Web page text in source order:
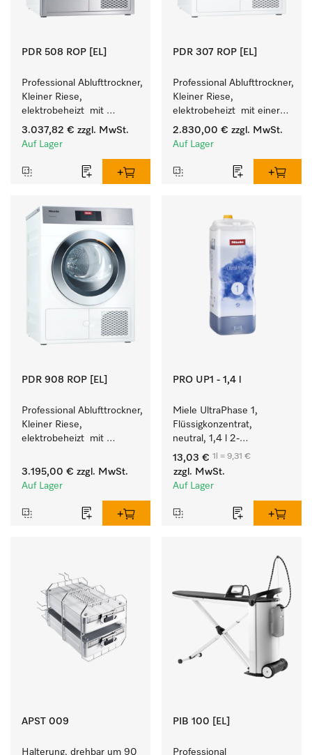
PDR 508 ROP [EL]
Professional Ablufttrockner,
Kleiner Riese,
elektrobeheizt  mit
besonders kurzen
Programmlaufzeiten.
3.037,82 € zzgl. MwSt.
Auf Lager
PDR 307 ROP [EL]
Professional Ablufttrockner,
Kleiner Riese,
elektrobeheizt  mit einer
kürzesten Laufzeit von
37 min für einen hohen
2.830,00 € zzgl. MwSt.
Auf Lager
PDR 908 ROP [EL]
Professional Ablufttrockner,
Kleiner Riese,
elektrobeheizt  mit
Programmlaufzeiten.
Leistung 8 kg in 42 min.
3.195,00 € zzgl. MwSt.
Auf Lager
PRO UP1 - 1,4 l
Miele UltraPhase 1,
Flüssigkonzentrat,
neutral, 1,4 l 2-
Komponentenwaschmittel
für Buntes, Weißes und
Feines.
13,03 € 1l = 9,31 €
zzgl. MwSt.
Auf Lager
APST 009
Halterung, drehbar um 90
PIB 100 [EL]
Professional